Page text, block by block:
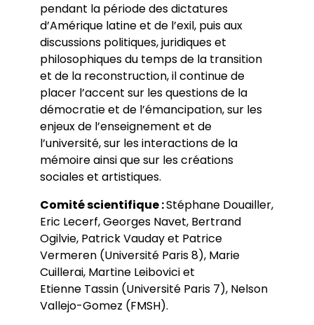
pendant la période des dictatures
d’Amérique latine et de l’exil, puis aux
discussions politiques, juridiques et
philosophiques du temps de la transition
et de la reconstruction, il continue de
placer l’accent sur les questions de la
démocratie et de l’émancipation, sur les
enjeux de l’enseignement et de
l’université, sur les interactions de la
mémoire ainsi que sur les créations
sociales et artistiques.
Comité scientifique :Stéphane Douailler,
Eric Lecerf, Georges Navet, Bertrand
Ogilvie, Patrick Vauday et Patrice
Vermeren (Université Paris 8), Marie
Cuillerai, Martine Leibovici et
Etienne Tassin (Université Paris 7), Nelson
Vallejo-Gomez (FMSH).